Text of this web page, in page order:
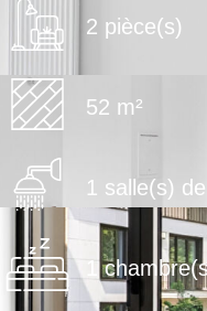
2 pièce(s)
52 m²
1 salle(s)
1